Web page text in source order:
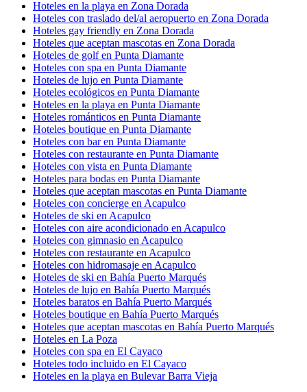
Hoteles en la playa en Zona Dorada
Hoteles con traslado del/al aeropuerto en Zona Dorada
Hoteles gay friendly en Zona Dorada
Hoteles que aceptan mascotas en Zona Dorada
Hoteles de golf en Punta Diamante
Hoteles con spa en Punta Diamante
Hoteles de lujo en Punta Diamante
Hoteles ecológicos en Punta Diamante
Hoteles en la playa en Punta Diamante
Hoteles románticos en Punta Diamante
Hoteles boutique en Punta Diamante
Hoteles con bar en Punta Diamante
Hoteles con restaurante en Punta Diamante
Hoteles con vista en Punta Diamante
Hoteles para bodas en Punta Diamante
Hoteles que aceptan mascotas en Punta Diamante
Hoteles con concierge en Acapulco
Hoteles de ski en Acapulco
Hoteles con aire acondicionado en Acapulco
Hoteles con gimnasio en Acapulco
Hoteles con restaurante en Acapulco
Hoteles con hidromasaje en Acapulco
Hoteles de ski en Bahía Puerto Marqués
Hoteles de lujo en Bahía Puerto Marqués
Hoteles baratos en Bahía Puerto Marqués
Hoteles boutique en Bahía Puerto Marqués
Hoteles que aceptan mascotas en Bahía Puerto Marqués
Hoteles en La Poza
Hoteles con spa en El Cayaco
Hoteles todo incluido en El Cayaco
Hoteles en la playa en Bulevar Barra Vieja